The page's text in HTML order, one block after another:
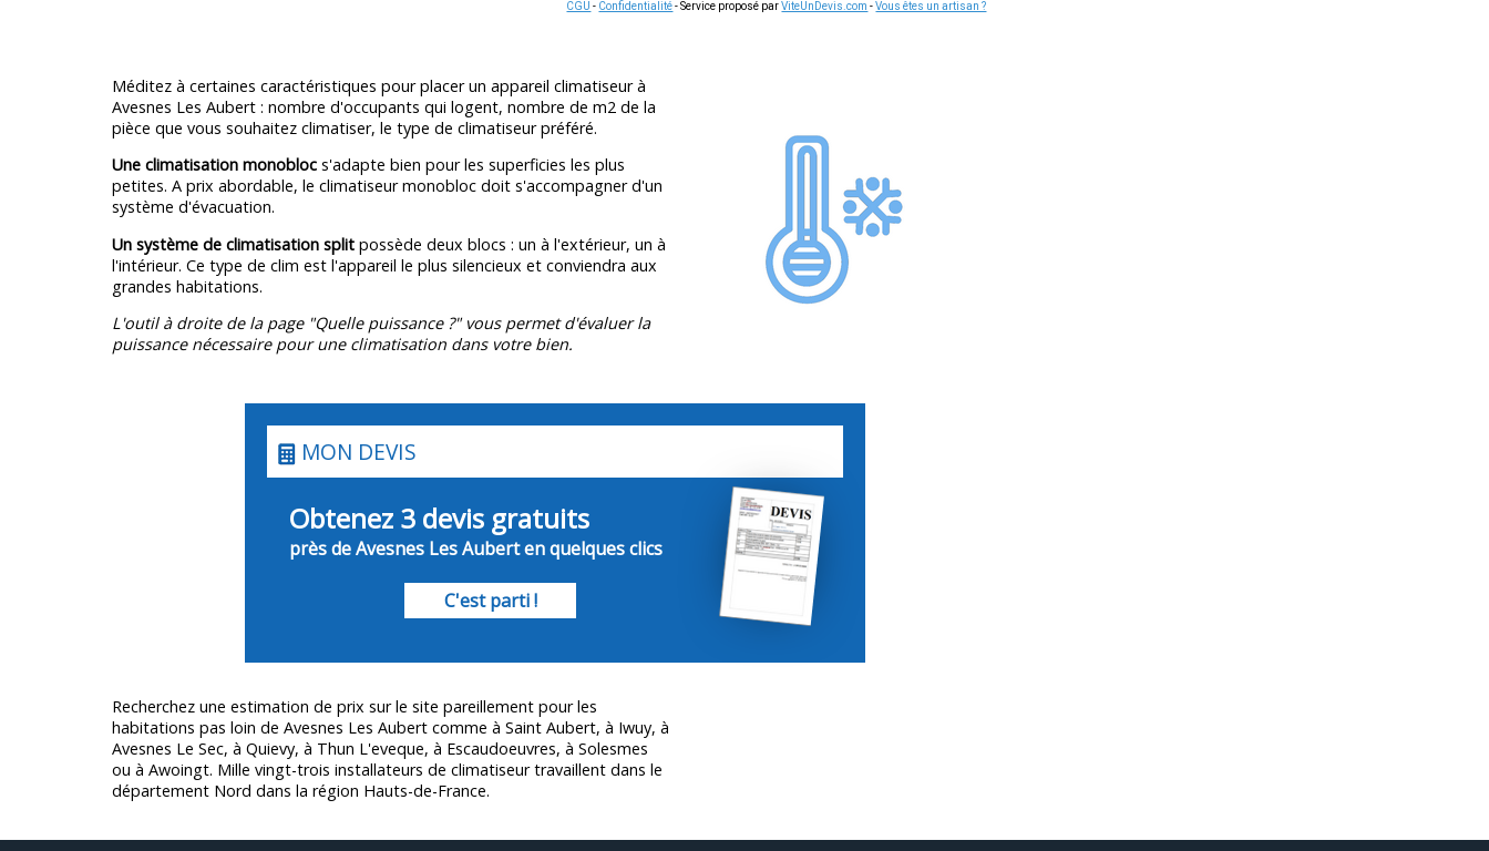
CGU - Confidentialité- Service proposé parViteUnDevis.com -Vous êtes un artisan ?
Méditez à certaines caractéristiques pour placer un appareil climatiseur à
Avesnes Les Aubert : nombre d'occupants qui logent, nombre de m2 de la
pièce que vous souhaitez climatiser, le type de climatiseur préféré.
Une climatisation monoblocs'adapte bien pour les superficies les plus
petites. A prix abordable, le climatiseur monobloc doit s'accompagner d'un
système d'évacuation.
Un système de climatisation splitpossède deux blocs : un à l'extérieur, un à
l'intérieur. Ce type de clim est l'appareil le plus silencieux et conviendra aux
grandes habitations.
L'outil à droite de la page "Quelle puissance ?" vous permet d'évaluer la
puissance nécessaire pour une climatisation dans votre bien.
MON DEVIS
Obtenez 3 devis gratuits
près de Avesnes Les Aubert en quelques clics
C'est parti !
Recherchez une estimation de prix sur le site pareillement pour les
habitations pas loin de Avesnes Les Aubert comme à Saint Aubert, à Iwuy, à
Avesnes Le Sec, à Quievy, à Thun L'eveque, à Escaudoeuvres, à Solesmes
ou à Awoingt. Mille vingt-trois installateurs de climatiseur travaillent dans le
département Nord dans la région Hauts-de-France.